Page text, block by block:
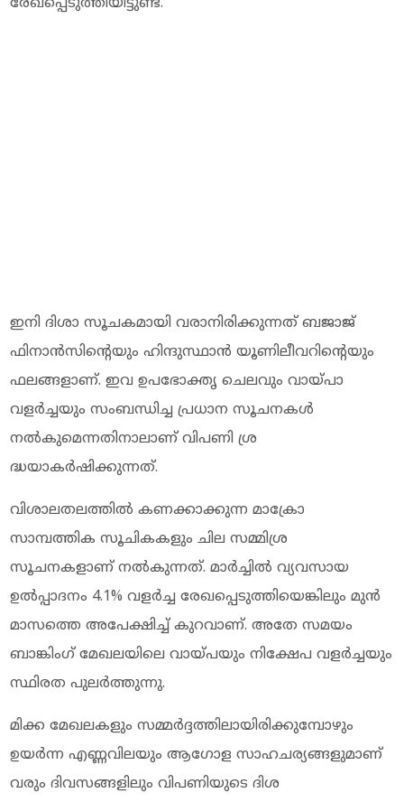
രേഖപ്പെടുത്തിയിട്ടുണ്ട്.
ഇനി ദിശാ സൂചകമായി വരാനിരിക്കുന്നത് ബജാജ്
ഫിനാൻസിന്റെയും ഹിന്ദുസ്ഥാൻ യൂണിലീവറിന്റെയും
ഫലങ്ങളാണ്. ഇവ ഉപഭോക്തൃ ചെലവും വായ്പാ
വളർച്ചയും സംബന്ധിച്ച പ്രധാന സൂചനകൾ
നൽകുമെന്നതിനാലാണ് വിപണി ശ്ര​
ദ്ധയാകർഷിക്കുന്നത്.
വിശാലതലത്തിൽ കണക്കാക്കുന്ന മാക്രോ
സാമ്പത്തിക സൂചികകളും ചില സമ്മിശ്ര
സൂചനകളാണ് നൽകുന്നത്. മാർച്ചിൽ വ്യവസായ
ഉൽപ്പാദനം 4.1% വളർച്ച രേഖപ്പെടുത്തിയെങ്കിലും മുൻ
മാസത്തെ അപേക്ഷിച്ച് കുറവാണ്. അതേ സമയം
ബാങ്കിംഗ് മേഖലയിലെ വായ്പയും നിക്ഷേപ വളർച്ചയും
സ്ഥിരത പുലർത്തുന്നു.
മിക്ക മേഖലകളും സമ്മർദ്ദത്തിലായിരിക്കുമ്പോഴും
ഉയർന്ന എണ്ണവിലയും ആഗോള സാഹചര്യങ്ങളുമാണ്
വരും ദിവസങ്ങളിലും വിപണിയുടെ ദിശ